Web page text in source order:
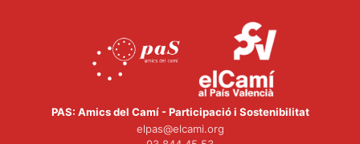
PAS: Amics del Camí - Participació i Sostenibilitat
elpas@elcami.org